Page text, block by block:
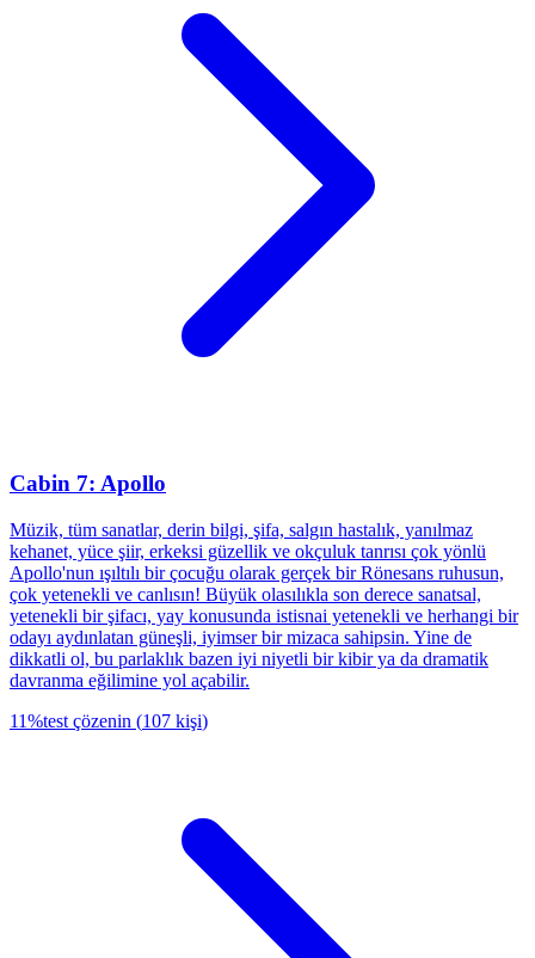
Cabin 7: Apollo
Müzik, tüm sanatlar, derin bilgi, şifa, salgın hastalık, yanılmaz
kehanet, yüce şiir, erkeksi güzellik ve okçuluk tanrısı çok yönlü
Apollo'nun ışıltılı bir çocuğu olarak gerçek bir Rönesans ruhusun,
çok yetenekli ve canlısın! Büyük olasılıkla son derece sanatsal,
yetenekli bir şifacı, yay konusunda istisnai yetenekli ve herhangi bir
odayı aydınlatan güneşli, iyimser bir mizaca sahipsin. Yine de
dikkatli ol, bu parlaklık bazen iyi niyetli bir kibir ya da dramatik
davranma eğilimine yol açabilir.
11%test çözenin (107 kişi)